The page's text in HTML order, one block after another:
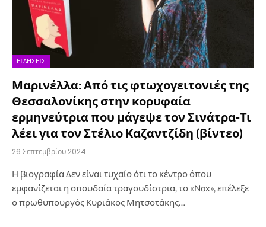
ΕΙΔΉΣΕΙΣ
Μαρινέλλα: Από τις φτωχογειτονιές της
Θεσσαλονίκης στην κορυφαία
ερμηνεύτρια που μάγεψε τον Σινάτρα-Τι
λέει για τον Στέλιο Καζαντζίδη (βίντεο)
26 Σεπτεμβρίου 2024
Η βιογραφία Δεν είναι τυχαίο ότι το κέντρο όπου
εμφανίζεται η σπουδαία τραγουδίστρια, το «Nox», επέλεξε
ο πρωθυπουργός Κυριάκος Μητσοτάκης…